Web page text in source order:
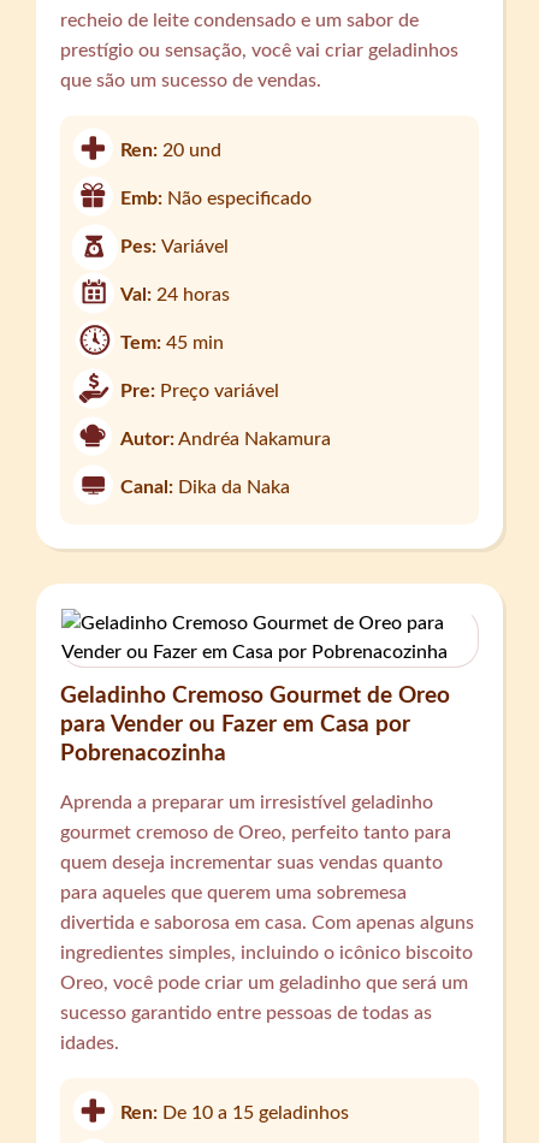
recheio de leite condensado e um sabor de
prestígio ou sensação, você vai criar geladinhos
que são um sucesso de vendas.
Ren: 20 und
Emb: Não especificado
Pes:Variável
Val: 24 horas
Tem:45 min
Pre: Preço variável
Autor:Andréa Nakamura
Canal: Dika da Naka
Geladinho Cremoso Gourmet de Oreo
para Vender ou Fazer em Casa por
Pobrenacozinha
Aprenda a preparar um irresistível geladinho
gourmet cremoso de Oreo, perfeito tanto para
quem deseja incrementar suas vendas quanto
para aqueles que querem uma sobremesa
divertida e saborosa em casa. Com apenas alguns
ingredientes simples, incluindo o icônico biscoito
Oreo, você pode criar um geladinho que será um
sucesso garantido entre pessoas de todas as
idades.
Ren: De 10 a 15 geladinhos